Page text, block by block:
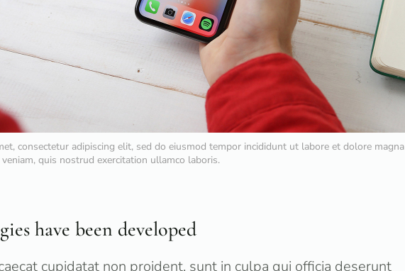
consectetur adipiscing elit, sed do eiusmod tempor incididunt ut labore et dolore magna
quis nostrud exercitation ullamco laboris.
have been developed
cupidatat non proident, sunt in culpa qui officia deserunt